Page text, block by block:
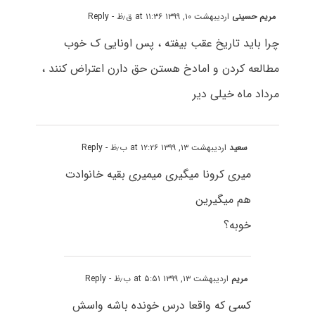
مریم حسینی اردیبهشت ۱۰, ۱۳۹۹ at ۱۱:۳۶ ق٫ظ - Reply
چرا باید تاریخ عقب بیفته ، پس اونایی ک خوب
مطالعه کردن و امادخ هستن حق دارن اعتراض کنند ،
مرداد ماه خیلی دیر
سعیداردیبهشت ۱۳, ۱۳۹۹ at ۱۲:۲۶ ب٫ظ - Reply
میری کرونا میگیری میمیری بقیه خانوادت
هم میگیرین
خوبه؟
مریم اردیبهشت ۱۳, ۱۳۹۹ at ۵:۵۱ ب٫ظ - Reply
کسی که واقعا درس خونده باشه واسش